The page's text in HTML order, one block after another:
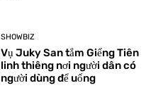
SHOWBIZ
Vụ Juky San tắm Giếng Tiên
linh thiêng nơi người dân có
người dùng để uống